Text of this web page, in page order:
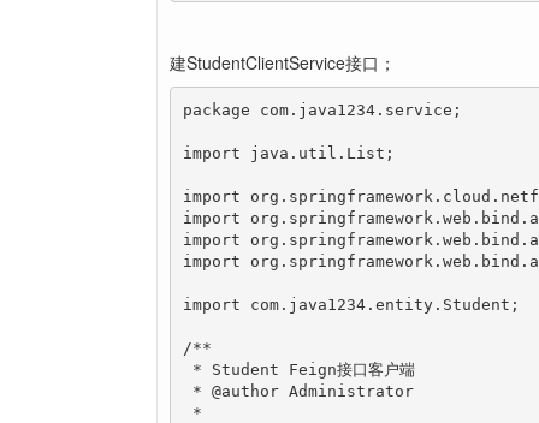
建StudentClientService接口；
package com.java1234.service;
import java.util.List;
import
import
import
import
import com.java1234.entity.Student;
/**
* Student Feign接口客户端
* @author Administrator
*